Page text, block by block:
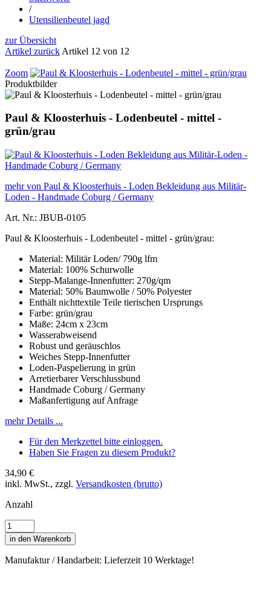
/
Utensilienbeutel jagd
zur Übersicht
Artikel zurück Artikel 12 von 12
Zoom
Produktbilder
Paul & Kloosterhuis - Lodenbeutel - mittel -
grün/grau
mehr von Paul & Kloosterhuis - Loden Bekleidung aus Militär-
Loden - Handmade Coburg / Germany
Art. Nr.: JBUB-0105
Paul & Kloosterhuis - Lodenbeutel - mittel - grün/grau:
Material: Militär Loden/ 790g lfm
Material: 100% Schurwolle
Stepp-Malange-Innenfutter: 270g/qm
Material: 50% Baumwolle / 50% Polyester
Enthält nichttextile Teile tierischen Ursprungs
Farbe: grün/grau
Maße: 24cm x 23cm
Wasserabweisend
Robust und geräuschlos
Weiches Stepp-Innenfutter
Loden-Paspelierung in grün
Arretierbarer Verschlussbund
Handmade Coburg / Germany
Maßanfertigung auf Anfrage
mehr Details ...
Für den Merkzettel bitte einloggen.
Haben Sie Fragen zu diesem Produkt?
34,90 €
inkl. MwSt., zzgl. Versandkosten (brutto)
Anzahl
in den Warenkorb
Manufaktur / Handarbeit: Lieferzeit 10 Werktage!